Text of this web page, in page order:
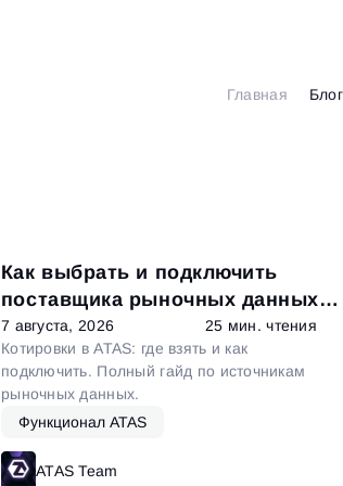
Главная Блог
Как выбрать и подключить
поставщика рыночных данных в
ATAS
7 августа, 2026
25 мин. чтения
Котировки в ATAS: где взять и как
подключить. Полный гайд по источникам
рыночных данных.
Функционал ATAS
ATAS Team